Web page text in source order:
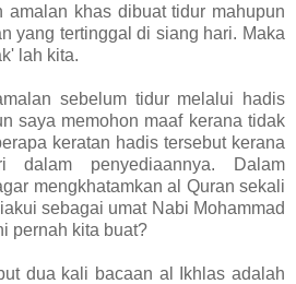
amalan khas dibuat tidur mahupun
yang tertinggal di siang hari. Maka
lah kita.
sebelum tidur melalui hadis
saya memohon maaf kerana tidak
keratan hadis tersebut kerana
dalam penyediaannya. Dalam
mengkhatamkan al Quran sekali
sebagai umat Nabi Mohammad
pernah kita buat?
dua kali bacaan al Ikhlas adalah